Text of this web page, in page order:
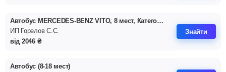
Автобус MERCEDES-BENZ VITO, 8 мест, Категория ТС 'М2'
ИП Горелов С.С.
від 2046 ₴
Знайти
Автобус (8-18 мест)